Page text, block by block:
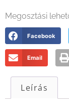
Megosztási
Facebook
Email
Leírás